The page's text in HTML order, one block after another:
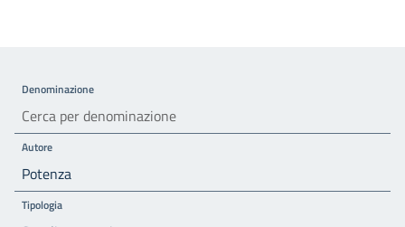
Denominazione
Autore
Tipologia